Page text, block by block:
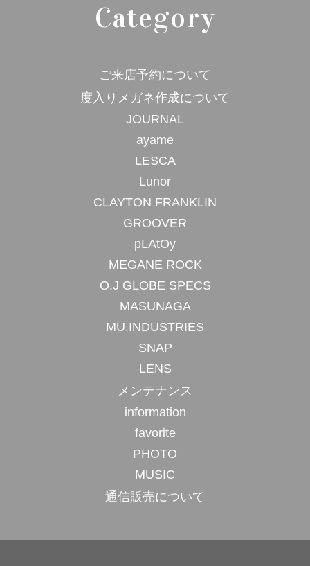
Category
ご来店予約について
度入りメガネ作成について
JOURNAL
ayame
LESCA
Lunor
CLAYTON FRANKLIN
GROOVER
pLAtOy
MEGANE ROCK
O.J GLOBE SPECS
MASUNAGA
MU.INDUSTRIES
SNAP
LENS
メンテナンス
information
favorite
PHOTO
MUSIC
通信販売について